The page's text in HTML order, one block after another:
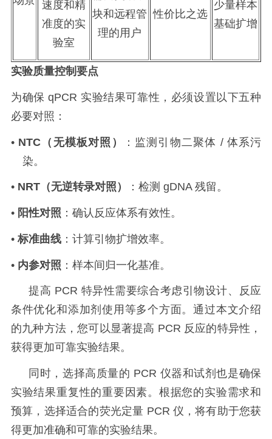
速度和精
准度的实
验室
块和远程管
理的用户
性价比之选
少量样本
基础扩增
实验质量控制要点
为确保 qPCR 实验结果可靠性，必须设置以下五种
必要对照：
• NTC （无模板对照） ：监测引物二聚体 / 体系污
染。
• NRT（无逆转录对照） ：检测 gDNA 残留。
• 阳性对照 ：确认反应体系有效性。
• 标准曲线：计算引物扩增效率。
• 内参对照 ：样本间归一化基准。
提高 PCR 特异性需要综合考虑引物设计、反应
条件优化和添加剂使用等多个方面。通过本文介绍
的九种方法，您可以显著提高 PCR 反应的特异性，
获得更加可靠实验结果。
同时，选择高质量的 PCR 仪器和试剂也是确保
实验结果重复性的重要因素。根据您的实验需求和
预算，选择适合的荧光定量 PCR 仪，将有助于您获
得更加准确和可靠的实验结果。